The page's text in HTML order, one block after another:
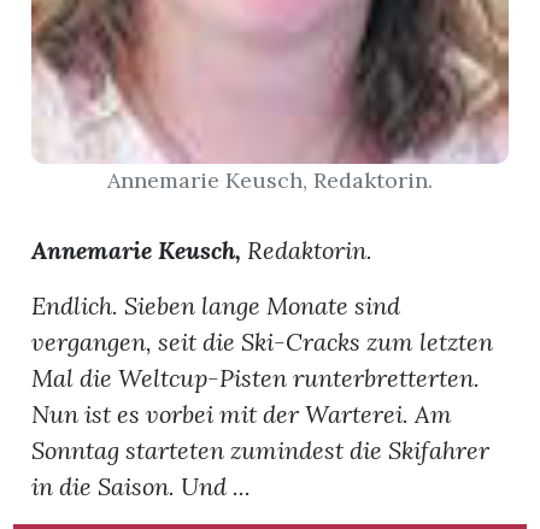
Annemarie Keusch, Redaktorin.
Annemarie Keusch, Redaktorin.
Endlich. Sieben lange Monate sind
vergangen, seit die Ski-Cracks zum letzten
Mal die Weltcup-Pisten runterbretterten.
Nun ist es vorbei mit der Warterei. Am
Sonntag starteten zumindest die Skifahrer
in die Saison. Und ...